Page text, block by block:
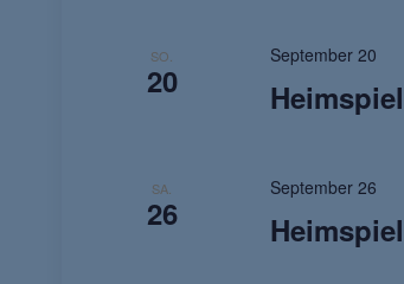
SO.
20
September 20
SA.
26
September 26